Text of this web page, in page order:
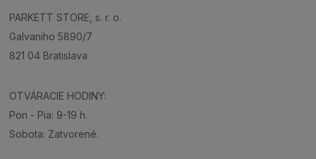
PARKETT STORE, s. r. o.
Galvaniho 5890/7
821 04 Bratislava
OTVÁRACIE HODINY:
Pon - Pia: 9-19 h.
Sobota: Zatvorené.